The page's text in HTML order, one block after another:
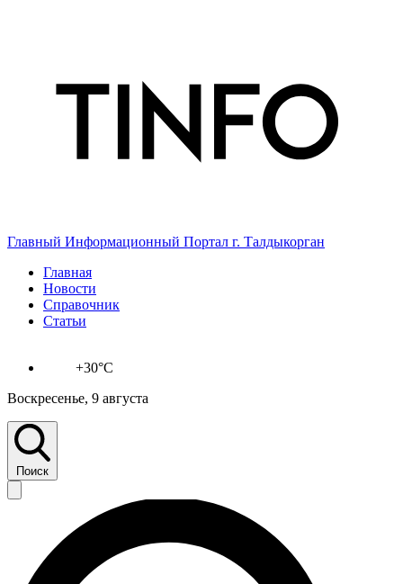
Главный Информационный Портал г. Талдыкорган
Главная
Новости
Справочник
Статьи
+30°C
Воскресенье, 9 августа
Поиск